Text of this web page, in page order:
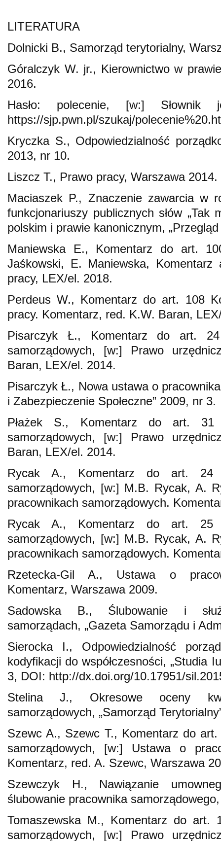
LITERATURA
Dolnicki B., Samorząd terytorialny,
Góralczyk W. jr., Kierownictwo w
2016.
Hasło: polecenie, [w:] Słownik
https://sjp.pwn.pl/szukaj/
Kryczka S., Odpowiedzialność
2013, nr 10.
Liszcz T., Prawo pracy, Warszawa 2014.
Maciaszek P., Znaczenie zawarcia w
funkcjonariuszy publicznych słów „Tak
polskim i prawie kanonicznym,
Maniewska E., Komentarz do art.
Jaśkowski, E. Maniewska, Komentarz
pracy, LEX/el. 2018.
Perdeus W., Komentarz do art. 108
pracy. Komentarz, red. K.W. Baran,
Pisarczyk Ł., Komentarz do art.
samorządowych, [w:] Prawo
Baran, LEX/el. 2014.
Pisarczyk Ł., Nowa ustawa o
i Zabezpieczenie Społeczne” 2009, nr 3.
Płażek S., Komentarz do art. 31
samorządowych, [w:] Prawo
Baran, LEX/el. 2014.
Rycak A., Komentarz do art. 24
samorządowych, [w:] M.B. Rycak, A.
pracownikach samorządowych.
Rycak A., Komentarz do art. 25
samorządowych, [w:] M.B. Rycak, A.
pracownikach samorządowych.
Rzetecka-Gil A., Ustawa o
Komentarz, Warszawa 2009.
Sadowska B., Ślubowanie i
samorządach, „Gazeta Samorządu i
Sierocka I., Odpowiedzialność
kodyfikacji do współczesności, „Studia
3, DOI: http://dx.doi.org/10.17951/
Stelina J., Okresowe oceny
samorządowych, „Samorząd
Szewc A., Szewc T., Komentarz do
samorządowych, [w:] Ustawa o
Komentarz, red. A. Szewc, Warszawa
Szewczyk H., Nawiązanie
ślubowanie pracownika
Tomaszewska M., Komentarz do art.
samorządowych, [w:] Prawo